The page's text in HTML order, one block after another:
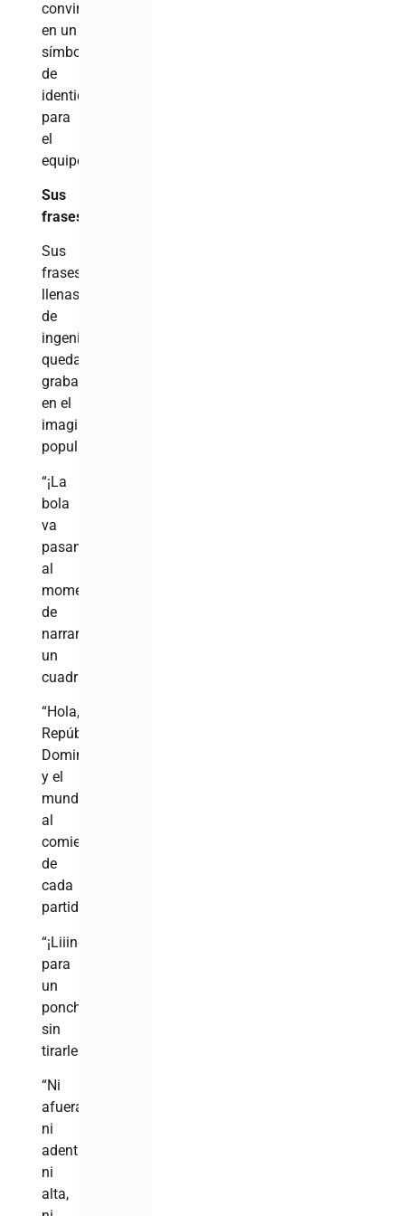
convirtiéndose
en un
símbolo
de
identidad
para
el
equipo.
Sus
frases
Sus
frases
llenas
de
ingenio
quedaron
grabadas
en el
imaginario
popular:
“¡La
bola
va
pasando!”…
al
momento
de
narrar
un
cuadrangular.
“Hola,
República
Dominicana
y el
mundo”…
al
comienzo
de
cada
partido.
“¡Liiindo!”…
para
un
ponche
sin
tirarle.
“Ni
afuera,
ni
adentro,
ni
alta,